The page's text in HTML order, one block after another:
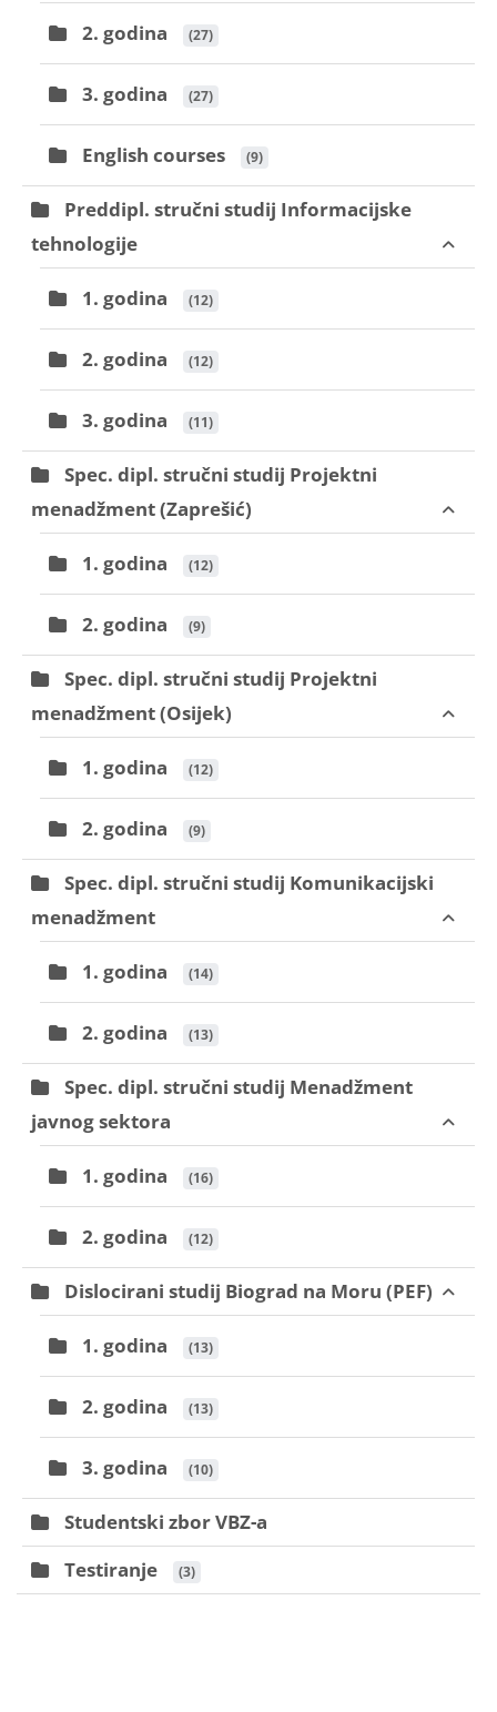
2. godina (27)
3. godina (27)
English courses (9)
Preddipl. stručni studij Informacijske
tehnologije
1. godina (12)
2. godina (12)
3. godina (11)
Spec. dipl. stručni studij Projektni
menadžment (Zaprešić)
1. godina (12)
2. godina (9)
Spec. dipl. stručni studij Projektni
menadžment (Osijek)
1. godina (12)
2. godina (9)
Spec. dipl. stručni studij Komunikacijski
menadžment
1. godina (14)
2. godina (13)
Spec. dipl. stručni studij Menadžment
javnog sektora
1. godina (16)
2. godina (12)
Dislocirani studij Biograd na Moru (PEF)
1. godina (13)
2. godina (13)
3. godina (10)
Studentski zbor VBZ-a
Testiranje
(3)